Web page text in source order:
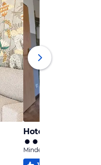
Hotel FairSchlafen
Minden, Nordrhein-